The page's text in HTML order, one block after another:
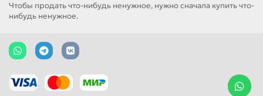
Чтобы продать что-нибудь ненужное, нужно сначала купить что-
нибудь ненужное.